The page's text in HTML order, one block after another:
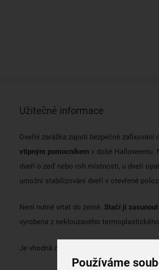
Používáme
Užitečné informace
Dveřní zarážka zajistí bezpečné zafixování
vtipným pomocníkem v době Halloweenu.
dveří o zeď nebo roh místnosti, u dveří
umožní stabilizování dveří v otevřené
Není nutné vrtat do země. Stačí ji
vyrobena z neklouzavého
Je vhodná do domácnosti i do kanceláře.